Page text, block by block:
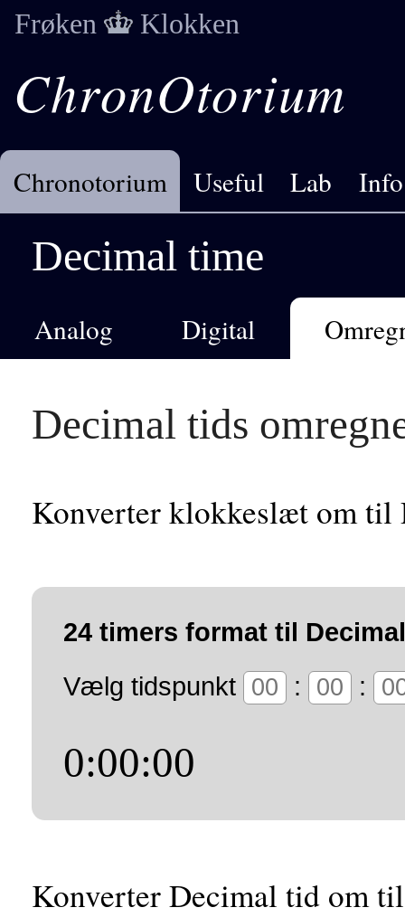
Frøken Klokken
ChronOtorium
Chronotorium Useful Lab Info
Decimal time
Analog Digital
Decimal tids
Konverter klokkeslæt om til
24 timers format til
Vælg tidspunkt
: :
0:00:00
Konverter Decimal tid om